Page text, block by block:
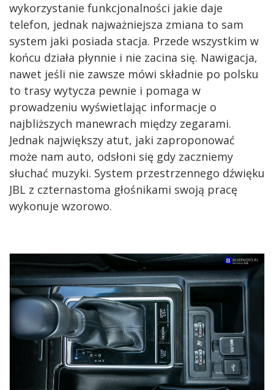
wykorzystanie funkcjonalności jakie daje
telefon, jednak najważniejsza zmiana to sam
system jaki posiada stacja. Przede wszystkim w
końcu działa płynnie i nie zacina się. Nawigacja,
nawet jeśli nie zawsze mówi składnie po polsku
to trasy wytycza pewnie i pomaga w
prowadzeniu wyświetlając informacje o
najbliższych manewrach między zegarami.
Jednak największy atut, jaki zaproponować
może nam auto, odsłoni się gdy zaczniemy
słuchać muzyki. System przestrzennego dźwięku
JBL z czternastoma głośnikami swoją pracę
wykonuje wzorowo.